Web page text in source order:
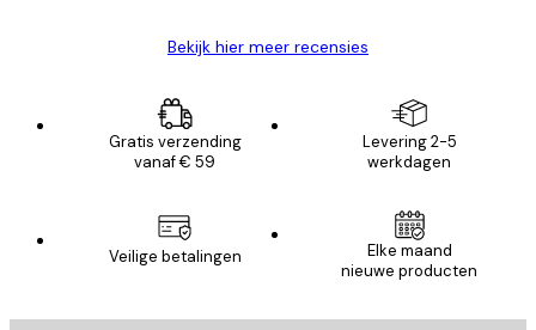
Bekijk hier meer recensies
Gratis verzending
vanaf € 59
Levering 2-5
werkdagen
Veilige betalingen
Elke maand
nieuwe producten